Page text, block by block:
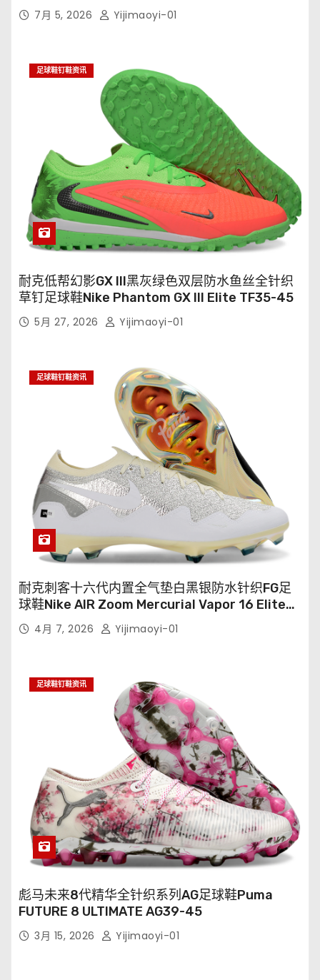
7月 5, 2026 Yijimaoyi-01
足球鞋钉鞋资讯
耐克低帮幻影GX III黑灰绿色双层防水鱼丝全针织
草钉足球鞋Nike Phantom GX III Elite TF35-45
5月 27, 2026 Yijimaoyi-01
足球鞋钉鞋资讯
耐克刺客十六代内置全气垫白黑银防水针织FG足
球鞋Nike AIR Zoom Mercurial Vapor 16 Elite
XXV FG35-45
4月 7, 2026 Yijimaoyi-01
足球鞋钉鞋资讯
彪马未来8代精华全针织系列AG足球鞋Puma
FUTURE 8 ULTIMATE AG39-45
3月 15, 2026 Yijimaoyi-01